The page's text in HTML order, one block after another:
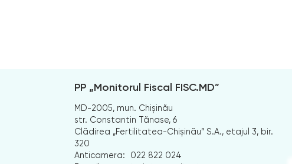
PP „Monitorul Fiscal FISC.MD”
MD-2005, mun. Chișinău
str. Constantin Tănase, 6
Clădirea „Fertilitatea-Chișinău” S.A., etajul 3, bir.
320
Anticamera:
022 822 024